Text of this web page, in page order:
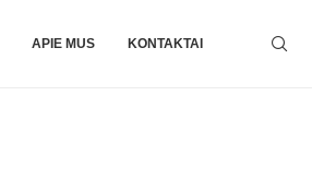
APIE MUS KONTAKTAI